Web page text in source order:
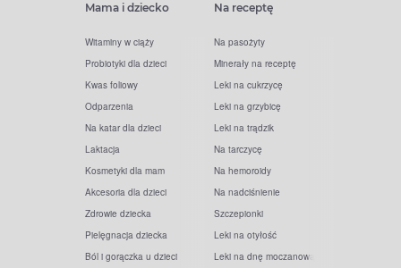
Mama i dziecko
Witaminy w ciąży
Probiotyki dla dzieci
Kwas foliowy
Odparzenia
Na katar dla dzieci
Laktacja
Kosmetyki dla mam
Akcesoria dla dzieci
Zdrowie dziecka
Pielęgnacja dziecka
Ból i gorączka u dzieci
Na receptę
Na pasożyty
Minerały na receptę
Leki na cukrzycę
Leki na grzybicę
Leki na trądzik
Na tarczycę
Na hemoroidy
Na nadciśnienie
Szczepionki
Leki na otyłość
Leki na dnę moczanową